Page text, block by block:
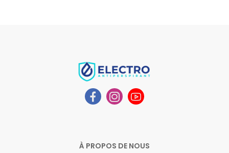
À PROPOS DE NOUS